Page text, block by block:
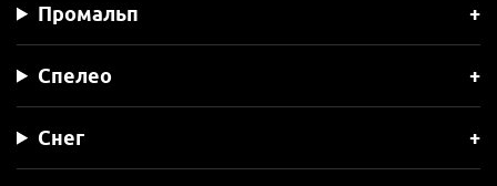
Промальп
Спелео
Снег